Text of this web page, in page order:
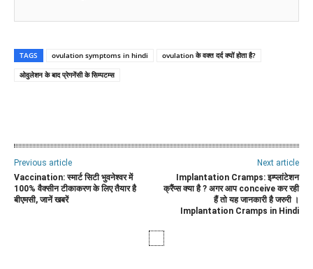
TAGS ovulation symptoms in hindi
ovulation के वक्त दर्द क्यों होता है?
ओवुलेशन के बाद प्रेगनेंसी के सिम्पटम्स
Previous article
Vaccination: स्मार्ट सिटी भुवनेश्वर में
100% वैक्सीन टीकाकरण के लिए तैयार है
बीएमसी, जानें खबरें
Next article
Implantation Cramps: इम्प्लांटेशन
क्रैंप्स क्या है ? अगर आप conceive कर रही
हैं तो यह जानकारी है जरुरी ।
Implantation Cramps in Hindi